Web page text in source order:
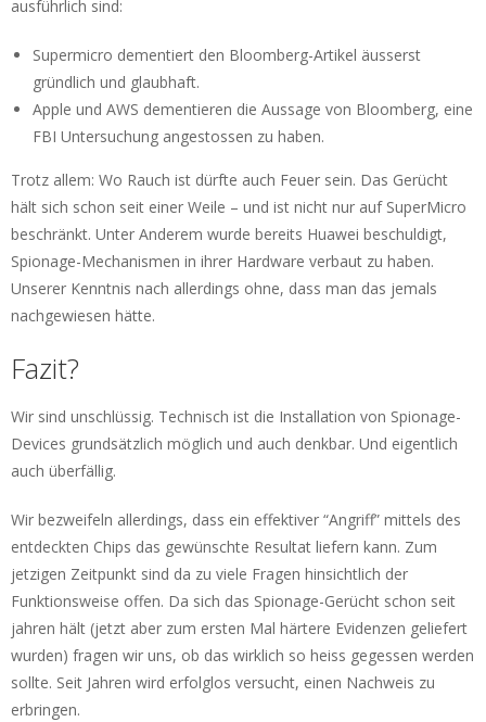
ausführlich sind:
Supermicro dementiert den Bloomberg-Artikel äusserst
gründlich und glaubhaft.
Apple und AWS dementieren die Aussage von Bloomberg, eine
FBI Untersuchung angestossen zu haben.
Trotz allem: Wo Rauch ist dürfte auch Feuer sein. Das Gerücht
hält sich schon seit einer Weile – und ist nicht nur auf SuperMicro
beschränkt. Unter Anderem wurde bereits Huawei beschuldigt,
Spionage-Mechanismen in ihrer Hardware verbaut zu haben.
Unserer Kenntnis nach allerdings ohne, dass man das jemals
nachgewiesen hätte.
Fazit?
Wir sind unschlüssig. Technisch ist die Installation von Spionage-
Devices grundsätzlich möglich und auch denkbar. Und eigentlich
auch überfällig.
Wir bezweifeln allerdings, dass ein effektiver “Angriff” mittels des
entdeckten Chips das gewünschte Resultat liefern kann. Zum
jetzigen Zeitpunkt sind da zu viele Fragen hinsichtlich der
Funktionsweise offen. Da sich das Spionage-Gerücht schon seit
jahren hält (jetzt aber zum ersten Mal härtere Evidenzen geliefert
wurden) fragen wir uns, ob das wirklich so heiss gegessen werden
sollte. Seit Jahren wird erfolglos versucht, einen Nachweis zu
erbringen.